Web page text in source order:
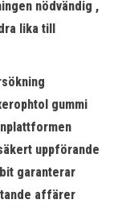
nödvändig ,
lika till
gummi
uppförande
garanterar
affärer